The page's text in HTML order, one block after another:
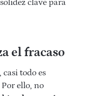
clave para
el fracaso
todo es
ello, no